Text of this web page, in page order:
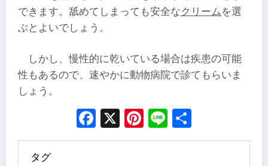
できます。舐めてしまっても安全なクリームを選
ぶとよいでしょう。
しかし、慢性的に乾いている場合は疾患の可能
性もあるので、速やかに動物病院で診てもらいま
しょう。
Facebook
X Pinterest
Line
タグ